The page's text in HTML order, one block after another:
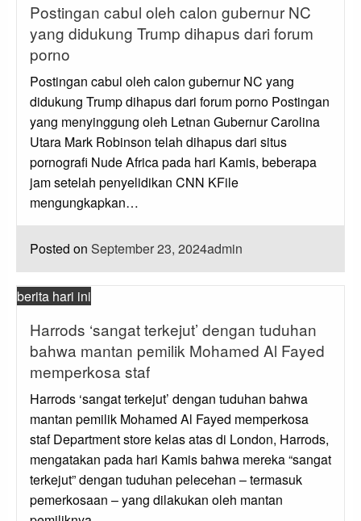
Postingan cabul oleh calon gubernur NC
yang didukung Trump dihapus dari forum
porno
Postingan cabul oleh calon gubernur NC yang
didukung Trump dihapus dari forum porno Postingan
yang menyinggung oleh Letnan Gubernur Carolina
Utara Mark Robinson telah dihapus dari situs
pornografi Nude Africa pada hari Kamis, beberapa
jam setelah penyelidikan CNN KFile
mengungkapkan…
Posted on September 23, 2024admin
berita hari ini
Harrods ‘sangat terkejut’ dengan tuduhan
bahwa mantan pemilik Mohamed Al Fayed
memperkosa staf
Harrods ‘sangat terkejut’ dengan tuduhan bahwa
mantan pemilik Mohamed Al Fayed memperkosa
staf Department store kelas atas di London, Harrods,
mengatakan pada hari Kamis bahwa mereka “sangat
terkejut” dengan tuduhan pelecehan – termasuk
pemerkosaan – yang dilakukan oleh mantan